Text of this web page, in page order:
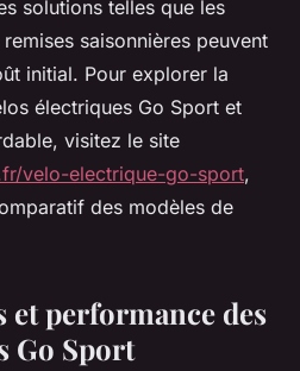
solutions telles que les
saisonnières peuvent
initial. Pour explorer la
électriques Go Sport et
visitez le site
velo-electrique-go-sport,
des modèles de
et performance des
Go Sport